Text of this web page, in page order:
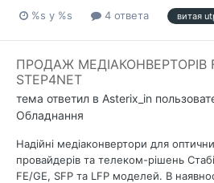
%s у %s 4 ответа витая
ПРОДАЖ МЕДІАКОНВЕРТОРІВ
STEP4NET
тема ответил в Asterix_in
Обладнання
Надійні медіаконвертори для
провайдерів та телеком-рішень
FE/GE, SFP та LFP моделей. В